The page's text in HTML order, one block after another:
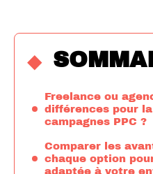
Freelance ou
différences pour
campagnes PPC ?
Comparer les
chaque option
adaptée à votre